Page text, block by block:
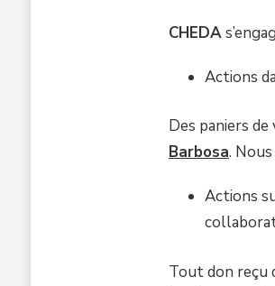
CHEDA
Actions
Des paniers
Barbosa.
Actions
Tout don reçu